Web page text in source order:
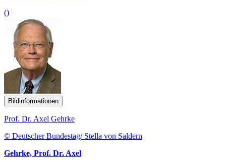
()
Bildinformationen
Prof. Dr. Axel Gehrke
© Deutscher Bundestag/ Stella von Saldern
Gehrke, Prof. Dr. Axel